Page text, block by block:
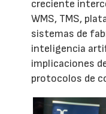
creciente
WMS, TMS,
sistemas de
inteligencia
implicaciones
protocolos de